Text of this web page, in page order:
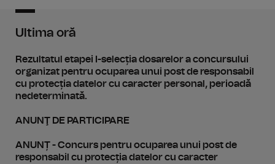
Ultima oră
Rezultatul etapei I-selecția dosarelor a concursului
organizat pentru ocuparea unui post de responsabil
cu protecția datelor cu caracter personal, perioadă
nedeterminată.
ANUNŢ DE PARTICIPARE
ANUNȚ - Concurs pentru ocuparea unui post de
responsabil cu protecția datelor cu caracter